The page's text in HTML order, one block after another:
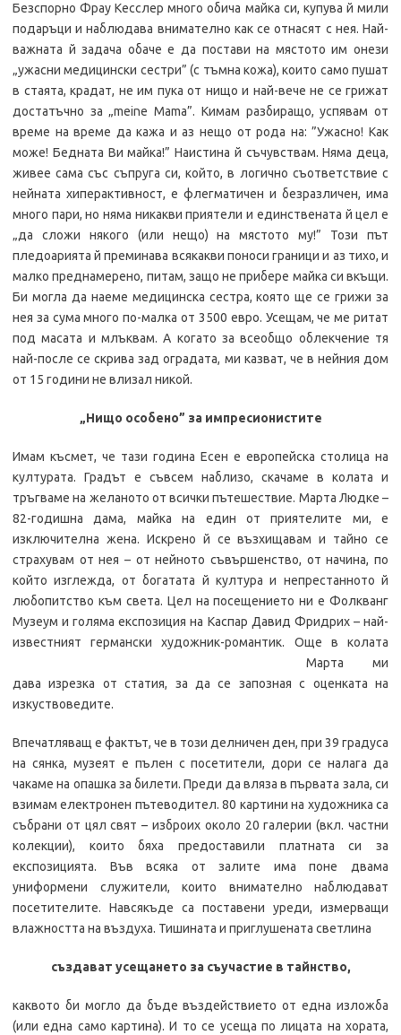
Безспорно Фрау Кесслер много обича майка си, купува й мили
подаръци и наблюдава внимателно как се отнасят с нея. Най-
важната й задача обаче е да постави на мястото им онези
„ужасни медицински сестри” (с тъмна кожа), които само пушат
в стаята, крадат, не им пука от нищо и най-вече не се грижат
достатъчно за „meine Mama”. Кимам разбиращо, успявам от
време на време да кажа и аз нещо от рода на: ”Ужасно! Как
може! Бедната Ви майка!” Наистина й съчувствам. Няма деца,
живее сама със съпруга си, който, в логично съответствие с
нейната хиперактивност, е флегматичен и безразличен, има
много пари, но няма никакви приятели и единствената й цел е
„да сложи някого (или нещо) на мястото му!” Този път
пледоарията й преминава всякакви поноси граници и аз тихо, и
малко преднамерено, питам, защо не прибере майка си вкъщи.
Би могла да наеме медицинска сестра, която ще се грижи за
нея за сума много по-малка от 3500 евро. Усещам, че ме ритат
под масата и млъквам. А когато за всеобщо облекчение тя
най-после се скрива зад оградата, ми казват, че в нейния дом
от 15 години не влизал никой.
„Нищо особено” за импресионистите
Имам късмет, че тази година Есен е европейска столица на
културата. Градът е съвсем наблизо, скачаме в колата и
тръгваме на желаното от всички пътешествие. Марта Людке –
82-годишна дама, майка на един от приятелите ми, е
изключителна жена. Искрено й се възхищавам и тайно се
страхувам от нея – от нейното съвършенство, от начина, по
който изглежда, от богатата й култура и непрестанното й
любопитство към света. Цел на посещението ни е Фолкванг
Музеум и голяма експозиция на Каспар Давид Фридрих – най-
известният германски художник-романтик. Още в колата
Марта ми
дава изрезка от статия, за да се запозная с оценката на
изкуствоведите.
Впечатляващ е фактът, че в този делничен ден, при 39 градуса
на сянка, музеят е пълен с посетители, дори се налага да
чакаме на опашка за билети. Преди да вляза в първата зала, си
взимам електронен пътеводител. 80 картини на художника са
събрани от цял свят – изброих около 20 галерии (вкл. частни
колекции), които бяха предоставили платната си за
експозицията. Във всяка от залите има поне двама
униформени служители, които внимателно наблюдават
посетителите. Навсякъде са поставени уреди, измерващи
влажността на въздуха. Тишината и приглушената светлина
създават усещането за съучастие в тайнство,
каквото би могло да бъде въздействието от една изложба
(или една само картина). И то се усеща по лицата на хората,